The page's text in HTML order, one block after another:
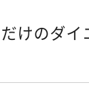
だけのダ